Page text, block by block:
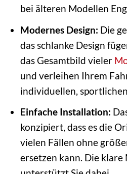
bei älteren Modellen
Modernes Design: Die
das schlanke Design
das Gesamtbild vieler
und verleihen Ihrem
individuellen,
Einfache Installation:
konzipiert, dass es die
vielen Fällen ohne
ersetzen kann. Die